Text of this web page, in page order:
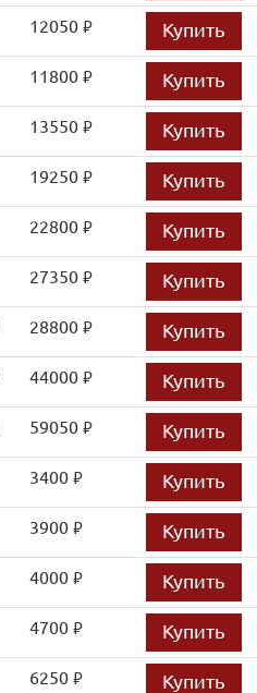
12050 руб. Купить
11800 руб. Купить
13550 руб. Купить
19250 руб. Купить
22800 руб. Купить
27350 руб. Купить
28800 руб. Купить
44000 руб. Купить
59050 руб. Купить
3400 руб. Купить
3900 руб. Купить
4000 руб. Купить
4700 руб. Купить
6250 руб. Купить